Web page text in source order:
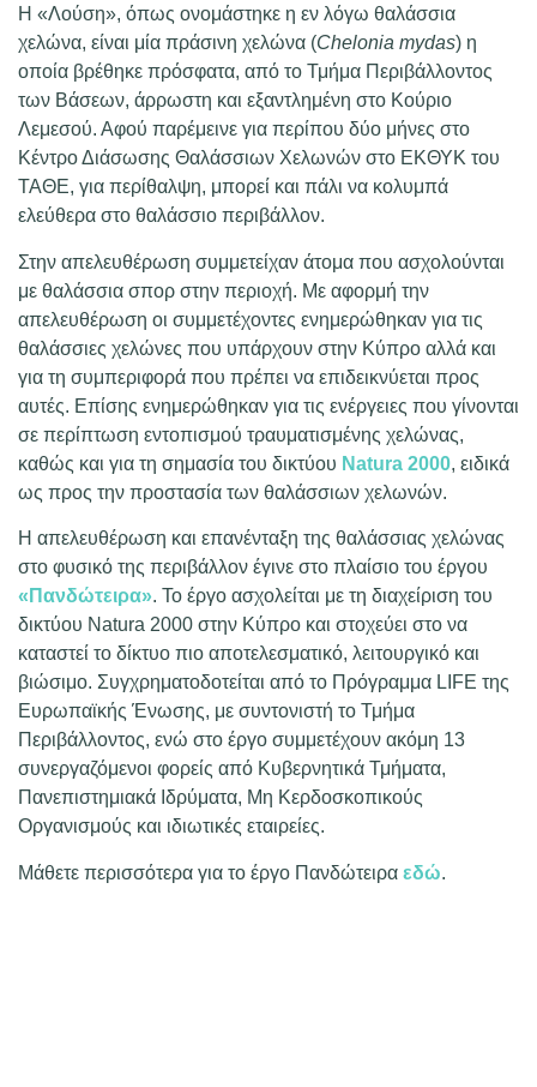
Η «Λούση», όπως ονομάστηκε η εν λόγω θαλάσσια
χελώνα, είναι μία πράσινη χελώνα (Chelonia mydas) η
οποία βρέθηκε πρόσφατα, από το Τμήμα Περιβάλλοντος
των Βάσεων, άρρωστη και εξαντλημένη στο Κούριο
Λεμεσού. Αφού παρέμεινε για περίπου δύο μήνες στο
Κέντρο Διάσωσης Θαλάσσιων Χελωνών στο ΕΚΘΥΚ του
ΤΑΘΕ, για περίθαλψη, μπορεί και πάλι να κολυμπά
ελεύθερα στο θαλάσσιο περιβάλλον.
Στην απελευθέρωση συμμετείχαν άτομα που ασχολούνται
με θαλάσσια σπορ στην περιοχή. Με αφορμή την
απελευθέρωση οι συμμετέχοντες ενημερώθηκαν για τις
θαλάσσιες χελώνες που υπάρχουν στην Κύπρο αλλά και
για τη συμπεριφορά που πρέπει να επιδεικνύεται προς
αυτές. Επίσης ενημερώθηκαν για τις ενέργειες που γίνονται
σε περίπτωση εντοπισμού τραυματισμένης χελώνας,
καθώς και για τη σημασία του δικτύου Natura 2000, ειδικά
ως προς την προστασία των θαλάσσιων χελωνών.
Η απελευθέρωση και επανένταξη της θαλάσσιας χελώνας
στο φυσικό της περιβάλλον έγινε στο πλαίσιο του έργου
«Πανδώτειρα». Το έργο ασχολείται με τη διαχείριση του
δικτύου Natura 2000 στην Κύπρο και στοχεύει στο να
καταστεί το δίκτυο πιο αποτελεσματικό, λειτουργικό και
βιώσιμο. Συγχρηματοδοτείται από το Πρόγραμμα LIFE της
Ευρωπαϊκής Ένωσης, με συντονιστή το Τμήμα
Περιβάλλοντος, ενώ στο έργο συμμετέχουν ακόμη 13
συνεργαζόμενοι φορείς από Κυβερνητικά Τμήματα,
Πανεπιστημιακά Ιδρύματα, Μη Κερδοσκοπικούς
Οργανισμούς και ιδιωτικές εταιρείες.
Μάθετε περισσότερα για το έργο Πανδώτειρα εδώ.